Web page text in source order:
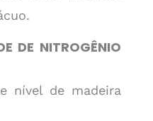
DE NITROGÊNIO
nível de madeira